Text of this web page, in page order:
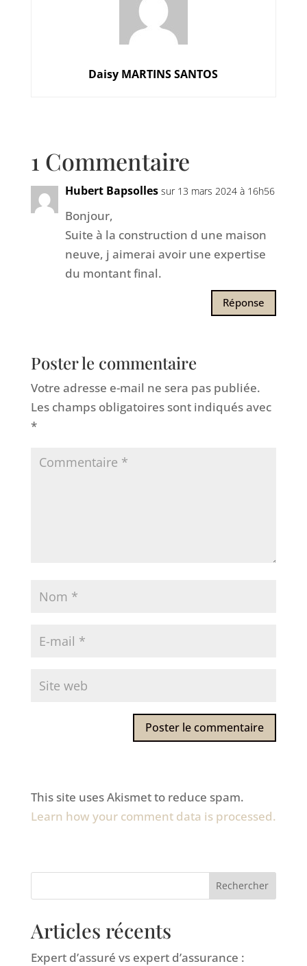
Daisy MARTINS SANTOS
1 Commentaire
Hubert Bapsolles sur 13 mars 2024 à 16h56
Bonjour,
Suite à la construction d une maison
neuve, j aimerai avoir une expertise
du montant final.
Réponse
Poster le commentaire
Votre adresse e-mail ne sera pas publiée.
Les champs obligatoires sont indiqués avec
*
This site uses Akismet to reduce spam.
Learn how your comment data is processed.
Rechercher
Articles récents
Expert d’assuré vs expert d’assurance :